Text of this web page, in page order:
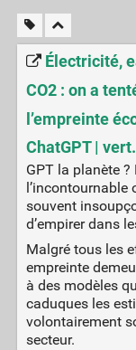
Électricité,
CO2 : on a
l’empreinte
ChatGPT |
GPT la planète ?
souvent
d’empirer dans
Malgré tous les
empreinte
à des modèles
caduques les
volontairement
secteur.